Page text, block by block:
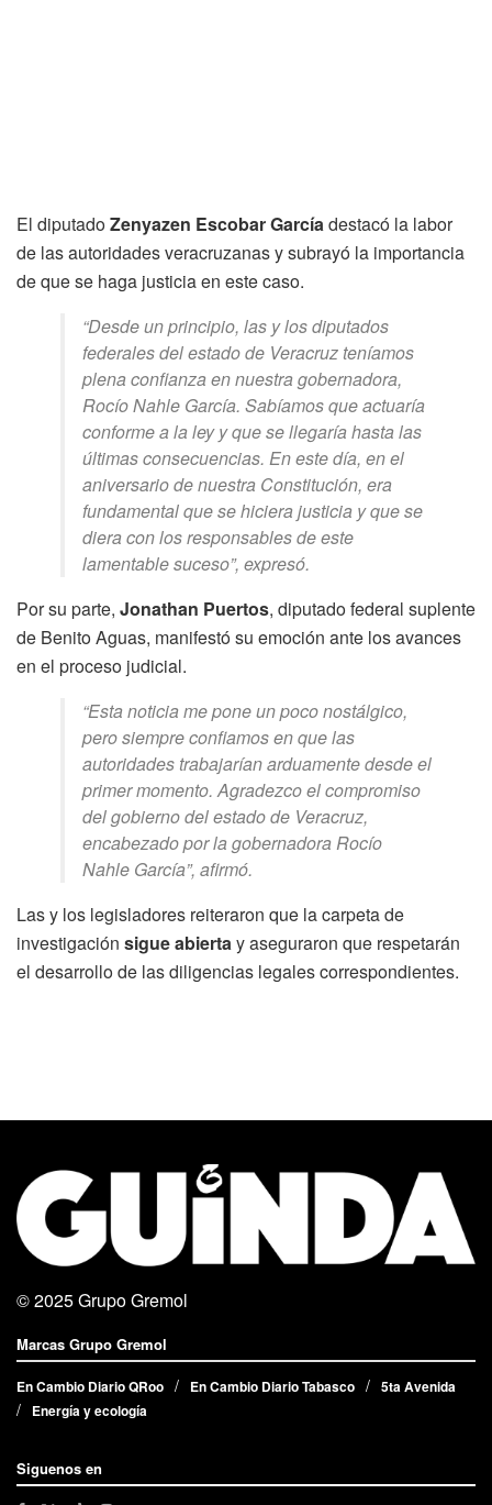
El diputadoZenyazen Escobar Garcíadestacó la labor
de las autoridades veracruzanas y subrayó la importancia
de que se haga justicia en este caso.
“Desde un principio, las y los diputados
federales del estado de Veracruz teníamos
plena confianza en nuestra gobernadora,
Rocío Nahle García. Sabíamos que actuaría
conforme a la ley y que se llegaría hasta las
últimas consecuencias. En este día, en el
aniversario de nuestra Constitución, era
fundamental que se hiciera justicia y que se
diera con los responsables de este
lamentable suceso”, expresó.
Por su parte, Jonathan Puertos, diputado federal suplente
de Benito Aguas, manifestó su emoción ante los avances
en el proceso judicial.
“Esta noticia me pone un poco nostálgico,
pero siempre confiamos en que las
autoridades trabajarían arduamente desde el
primer momento. Agradezco el compromiso
del gobierno del estado de Veracruz,
encabezado por la gobernadora Rocío
Nahle García”, afirmó.
Las y los legisladores reiteraron que la carpeta de
investigación sigue abiertay aseguraron que respetarán
el desarrollo de las diligencias legales correspondientes.
© 2025Grupo Gremol
Marcas Grupo Gremol
En Cambio Diario QRoo En Cambio Diario Tabasco
5ta Avenida
Energía y ecología
Siguenos en